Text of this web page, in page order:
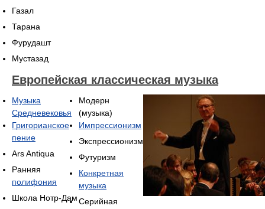
Газал
Тарана
Фурудашт
Мустазад
Европейская классическая музыка
Музыка
Средневековья
Григорианское
пение
Ars Antiqua
Ранняя
полифония
Школа Нотр-Дам
Модерн
(музыка)
Импрессионизм
Экспрессионизм
Футуризм
Конкретная
музыка
Серийная